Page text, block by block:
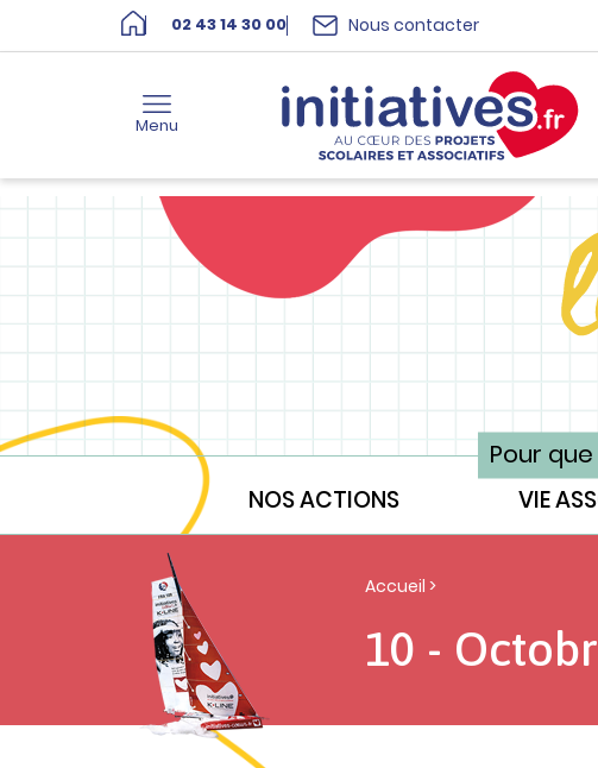
Pour que
NOS ACTIONS VIE
Accueil >
10 -
02 43 14 30 00 Nous contacter
Menu